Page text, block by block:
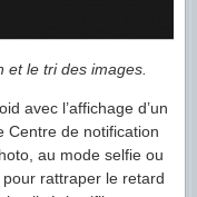
et le tri des images.
avec l’affichage d’un
Centre de notification
au mode selfie ou
rattraper le retard